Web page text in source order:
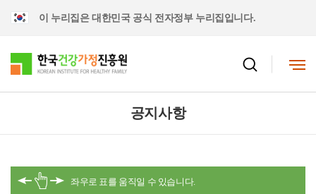
이 누리집은 대한민국 공식 전자정부 누리집입니다.
공지사항